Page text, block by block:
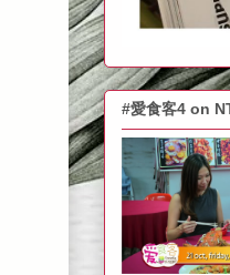
#愛食客4 on